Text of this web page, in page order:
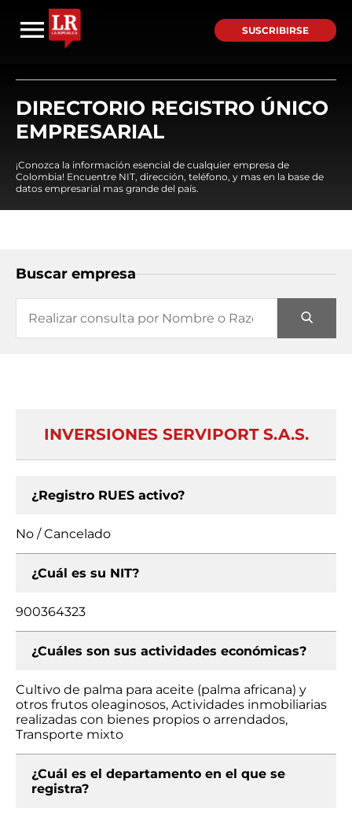
SUSCRIBIRSE
DIRECTORIO REGISTRO ÚNICO
EMPRESARIAL
¡Conozca la información esencial de cualquier empresa de
Colombia! Encuentre NIT, dirección, teléfono, y mas en la base de
datos empresarial mas grande del país.
Buscar empresa
INVERSIONES SERVIPORT S.A.S.
¿Registro RUES activo?
No / Cancelado
¿Cuál es su NIT?
900364323
¿Cuáles son sus actividades económicas?
Cultivo de palma para aceite (palma africana) y
otros frutos oleaginosos, Actividades inmobiliarias
realizadas con bienes propios o arrendados,
Transporte mixto
¿Cuál es el departamento en el que se
registra?